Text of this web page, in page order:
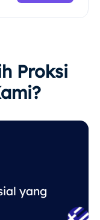
Proksi
yang